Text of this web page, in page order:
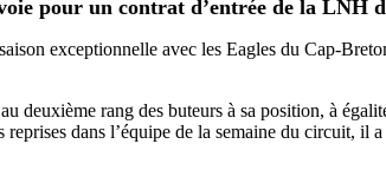
pour un contrat d’entrée de la LNH
exceptionnelle avec les Eagles du Cap-
deuxième rang des buteurs à sa position, à
dans l’équipe de la semaine du circuit,